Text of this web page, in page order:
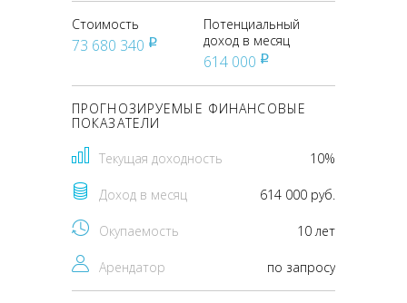
Стоимость
73 680 340 pуб
Потенциальный
доход в месяц
614 000 pуб
ПРОГНОЗИРУЕМЫЕ ФИНАНСОВЫЕ
ПОКАЗАТЕЛИ
Текущая доходность 10%
Доход в месяц 614 000 руб.
Окупаемость 10 лет
Арендатор по запросу